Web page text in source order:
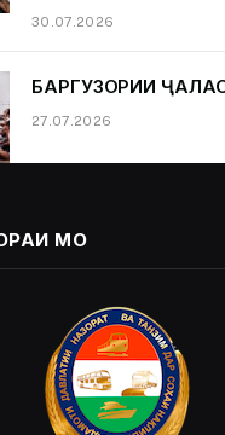
30.07.2026
БАРГУЗОРИИ
27.07.2026
МО